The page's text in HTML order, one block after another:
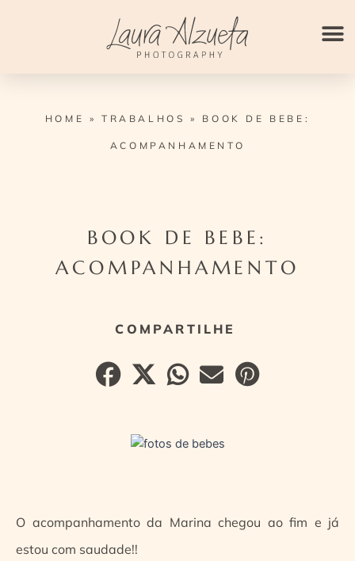
HOME »TRABALHOS » BOOK DE BEBE:
ACOMPANHAMENTO
BOOK DE BEBE:
ACOMPANHAMENTO
O acompanhamento da Marina chegou ao fim e já
estou com saudade!!